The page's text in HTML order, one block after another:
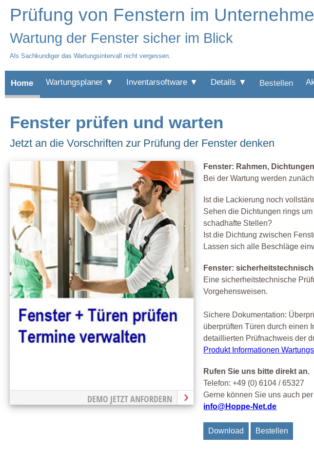
Prüfung von Fenstern im
Wartung der Fenster sicher im Blick
Als Sachkundiger das Wartungsintervall nicht vergessen.
Home Wartungsplaner ▼ Inventarsoftware ▼ Details ▼ Bestellen
Fenster prüfen und warten
Jetzt an die Vorschriften zur Prüfung der Fenster denken
DEMO JETZT ANFORDERN
Fenster: Rahmen,
Bei der Wartung werden
Ist die Lackierung noch
Sehen die Dichtungen rings
schadhafte Stellen?
Ist die Dichtung zwischen
Lassen sich alle Beschläge
Fenster:
Eine sicherheitstechnische
Vorgehensweisen.
Sichere Dokumentation:
überprüften Türen durch einen
detaillierten Prüfnachweis der
Produkt Informationen
Rufen Sie uns bitte direkt an.
Telefon: +49 (0) 6104 / 65327
Gerne können Sie uns auch
info@Hoppe-Net.de
Download Bestellen